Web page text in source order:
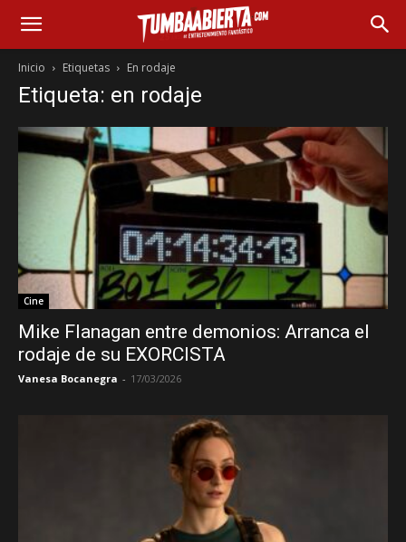
Inicio Etiquetas En rodaje
Etiqueta: en rodaje
Cine
Mike Flanagan entre demonios: Arranca el
rodaje de su EXORCISTA
Vanesa Bocanegra - 17/03/2026